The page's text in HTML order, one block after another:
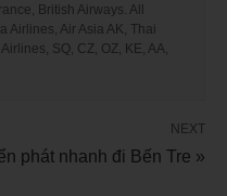
British Airways. All
Airlines, Air Asia AK, Thai
SQ, CZ, OZ, KE, AA,
NEXT
phát nhanh đi Bến Tre »